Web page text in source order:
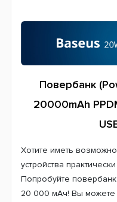
Повербанк
20000mAh
Хотите иметь
устройства
Попробуйте повербанк
20 000 мАч! Вы можете